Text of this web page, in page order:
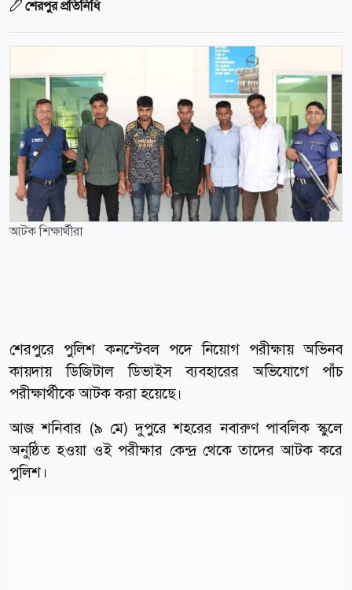
শেরপুর প্রতিনিধি
আটক শিক্ষার্থীরা
শেরপুরে পুলিশ কনস্টেবল পদে নিয়োগ পরীক্ষায় অভিনব
কায়দায় ডিজিটাল ডিভাইস ব্যবহারের অভিযোগে পাঁচ
পরীক্ষার্থীকে আটক করা হয়েছে।
আজ শনিবার (৯ মে) দুপুরে শহরের নবারুণ পাবলিক স্কুলে
অনুষ্ঠিত হওয়া ওই পরীক্ষার কেন্দ্র থেকে তাদের আটক করে
পুলিশ।